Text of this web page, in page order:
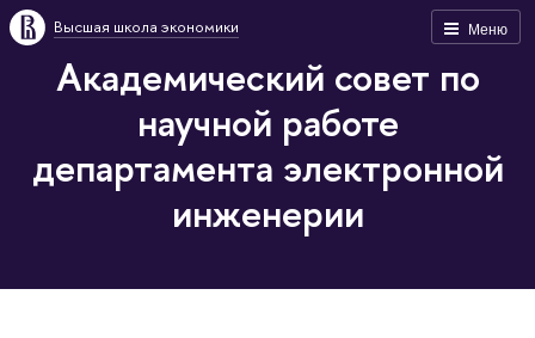
Меню
Высшая школа экономики
Академический совет по
научной работе
департамента электронной
инженерии